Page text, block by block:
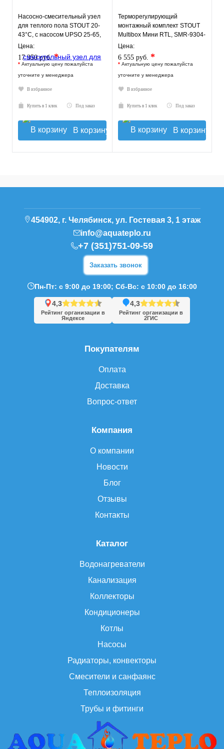
Насосно-смесительный узел
для теплого пола STOUT 20-
43°C, с насосом UPSO 25-65,
130 mm
Цена:
17 350 руб.*
* Актуальную цену пожалуйста
уточните у менеджера
В избранное
Купить в 1 клик Под заказ
В корзину
Терморегулирующий
монтажный комплект STOUT
Multibox Мини RTL, SMR-9304-
135140
Цена:
6 555 руб. *
* Актуальную цену пожалуйста
уточните у менеджера
В избранное
Купить в 1 клик Под заказ
В корзину
Каталог
Водонагреватели
Канализация
Коллекторы
Кондиционеры
Котлы
Насосы
Радиаторы, конвекторы
Смесители и санфаянс
Теплоизоляция
Трубы и фитинги
Компания
О компании
Новости
Блог
Отзывы
Контакты
Покупателям
Оплата
Доставка
Вопрос-ответ
454902, г. Челябинск, ул. Гостевая 3, 1 этаж
info@aquateplo.ru
+7 (351)751-09-59
Заказать звонок
Пн-Пт: с 9:00 до 19:00; Сб-Вс: с 10:00 до 16:00
4,3
Рейтинг организации в
Яндексе
4,3
Рейтинг организации в
2ГИС